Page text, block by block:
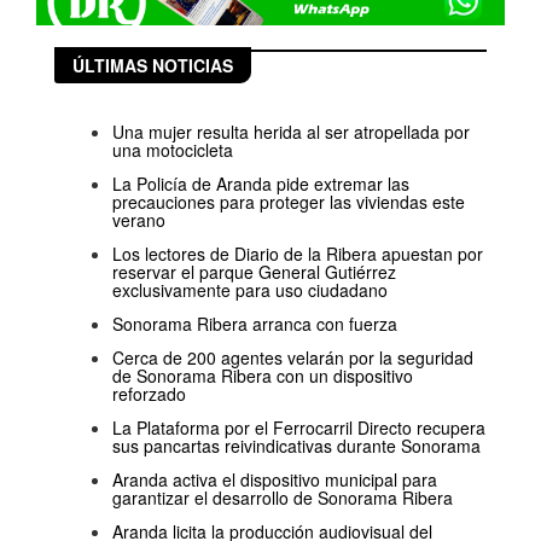
ÚLTIMAS NOTICIAS
Una mujer resulta herida al ser atropellada por
una motocicleta
La Policía de Aranda pide extremar las
precauciones para proteger las viviendas este
verano
Los lectores de Diario de la Ribera apuestan por
reservar el parque General Gutiérrez
exclusivamente para uso ciudadano
Sonorama Ribera arranca con fuerza
Cerca de 200 agentes velarán por la seguridad
de Sonorama Ribera con un dispositivo
reforzado
La Plataforma por el Ferrocarril Directo recupera
sus pancartas reivindicativas durante Sonorama
Aranda activa el dispositivo municipal para
garantizar el desarrollo de Sonorama Ribera
Aranda licita la producción audiovisual del